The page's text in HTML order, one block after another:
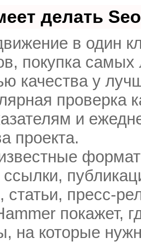
делать
в один
покупка
качества у
проверка
и
проекта.
статьи, пресс-
покажет,
на которые